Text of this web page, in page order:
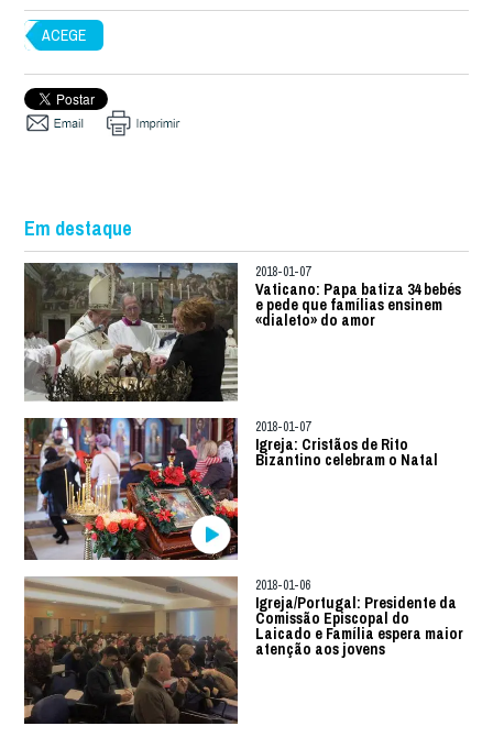
ACEGE
Em destaque
2018-01-07
Vaticano: Papa batiza 34 bebés
e pede que famílias ensinem
«dialeto» do amor
2018-01-07
Igreja: Cristãos de Rito
Bizantino celebram o Natal
2018-01-06
Igreja/Portugal: Presidente da
Comissão Episcopal do
Laicado e Família espera maior
atenção aos jovens